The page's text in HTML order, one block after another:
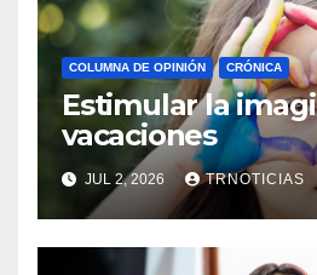
COLUMNA DE OPINIÓN CRÓNICA
Estimular la
vacaciones
JUL 2, 2026 TRNOTICIAS